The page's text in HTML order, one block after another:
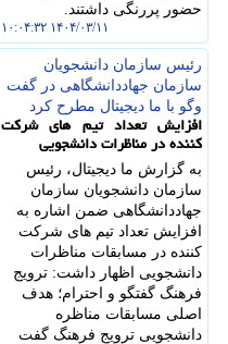
حضور پررنگی داشتند.
۱۴۰۴/۰۳/۱۱ ۱۰:۰۴:۳۲
رئیس سازمان دانشجویان
سازمان جهاددانشگاهی در گفت
وگو با ما دیجیتال مطرح كرد
افزایش تعداد تیم های شرکت
کننده در مناظرات دانشجویی
به گزارش ما دیجیتال، رئیس
سازمان دانشجویان سازمان
جهاددانشگاهی ضمن اشاره به
افزایش تعداد تیم های شرکت
کننده در مسابقات مناظرات
دانشجویی اظهار داشت: ترویج
فرهنگ گفتگو و احترام؛ هدف
اصلی مسابقات مناظره
دانشجویی ترویج فرهنگ گفت